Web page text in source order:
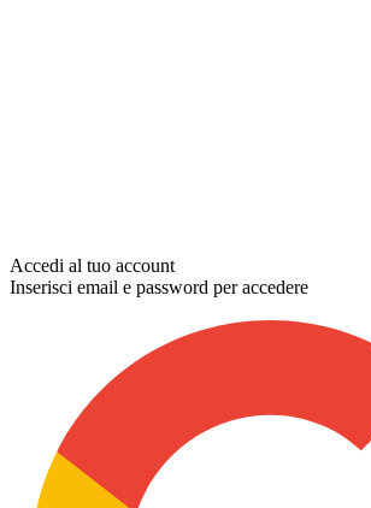
Accedi al tuo account
Inserisci email e password per accedere